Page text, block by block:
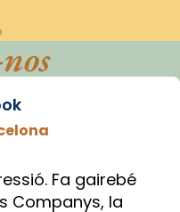
Fa gairebé
Companys, la